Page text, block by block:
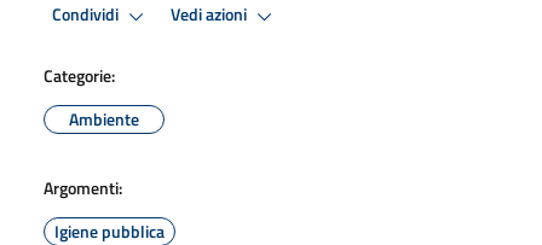
Condividi Vedi azioni
Categorie:
Ambiente
Argomenti:
Igiene pubblica